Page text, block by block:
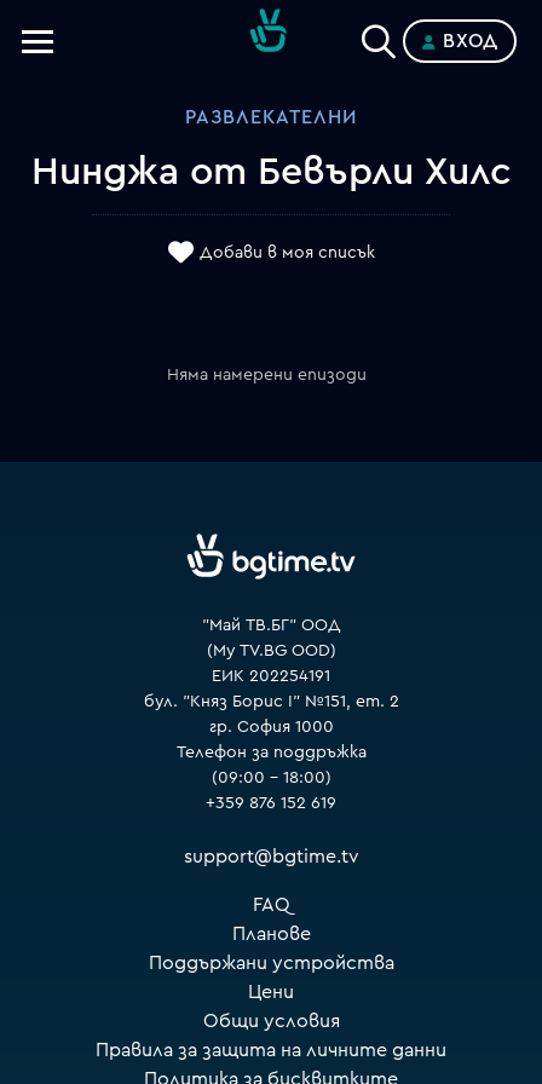
ВХОД
РАЗВЛЕКАТЕЛНИ
Нинджа от Бевърли Хилс
Добави в моя списък
Няма намерени епизоди
"Май ТВ.БГ" ООД
(My TV.BG OOD)
ЕИК 202254191
бул. "Княз Борис I" №151, ет. 2
гр. София 1000
Телефон за поддръжка
(09:00 – 18:00)
+359 876 152 619
support@bgtime.tv
FAQ
Планове
Поддържани устройства
Цени
Общи условия
Правила за защита на личните данни
Политика за бисквитките